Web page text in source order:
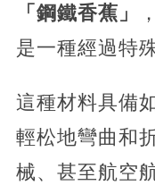
「鋼鐵香蕉」
是一種經過特
這種材料具備
輕松地彎曲和
械、甚至航空